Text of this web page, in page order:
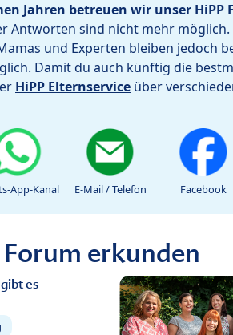
Jahren betreuen wir unser
Antworten sind nicht mehr möglich.
und Experten bleiben jedoch
Damit du auch künftig die
HiPP Elternservice über
App-Kanal E-Mail / Telefon Facebook
Forum erkunden
es